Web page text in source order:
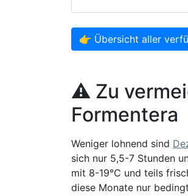
👉 Übersicht aller
⚠️ Zu
Formentera
Weniger lohnend sind
sich nur 5,5-7 Stunden
mit 8-19°C und teils
diese Monate nur